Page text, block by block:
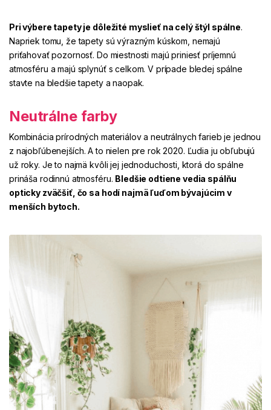
Pri výbere tapety je dôležité myslieť na celý štýl spálne.
Napriek tomu, že tapety sú výrazným kúskom, nemajú
priťahovať pozornosť. Do miestnosti majú priniesť príjemnú
atmosféru a majú splynúť s celkom. V prípade bledej spálne
stavte na bledšie tapety a naopak.
Neutrálne farby
Kombinácia prírodných materiálov a neutrálnych farieb je jednou
z najobľúbenejších. A to nielen pre rok 2020. Ľudia ju obľubujú
už roky. Je to najmä kvôli jej jednoduchosti, ktorá do spálne
prináša rodinnú atmosféru. Bledšie odtiene vedia spálňu
opticky zväčšiť, čo sa hodí najmä ľuďom bývajúcim v
menších bytoch.